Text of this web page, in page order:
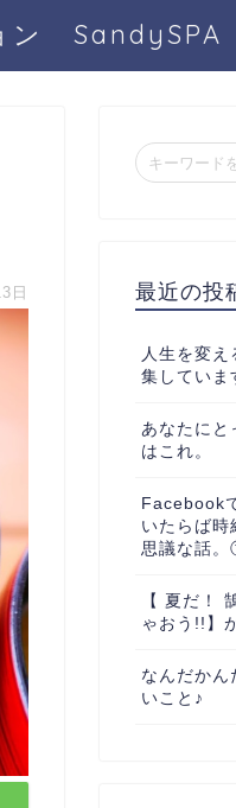
ン SandySPA
日 最近の投
人生を変え
集していま
あなたにと
はこれ。
Facebook
いたらば時
思議な話
【 夏だ！
ゃおう!!】
なんだかん
いこと♪